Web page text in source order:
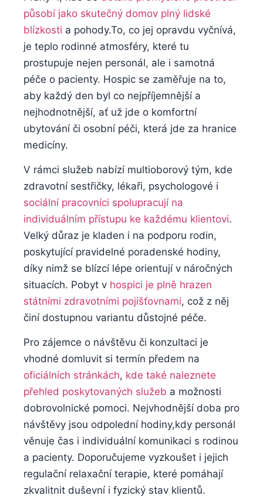
působí jako skutečný domov plný lidské
blízkosti a pohody.To, co jej opravdu vyčnívá,
je teplo rodinné atmosféry, které tu
prostupuje nejen personál, ale i samotná
péče o pacienty. Hospic se zaměřuje na to,
aby každý den byl co nejpříjemnější a
nejhodnotnější, ať už jde o komfortní
ubytování či osobní péči, která jde za hranice
medicíny.
V rámci služeb nabízí multioborový tým, kde
zdravotní sestřičky, lékaři, psychologové i
sociální pracovníci spolupracují na
individuálním přístupu ke každému klientovi.
Velký důraz je kladen i na podporu rodin,
poskytující pravidelné poradenské hodiny,
díky nimž se blízcí lépe orientují v náročných
situacích. Pobyt v hospici je plně hrazen
státními zdravotními pojišťovnami, což z něj
činí dostupnou variantu důstojné péče.
Pro zájemce o návštěvu či konzultaci je
vhodné domluvit si termín předem na
oficiálních stránkách, kde také naleznete
přehled poskytovaných služeb a možnosti
dobrovolnické pomoci. Nejvhodnější doba pro
návštěvy jsou odpolední hodiny,kdy personál
věnuje čas i individuální komunikaci s rodinou
a pacienty. Doporučujeme vyzkoušet i jejich
regulační relaxační terapie, které pomáhají
zkvalitnit duševní i fyzický stav klientů.